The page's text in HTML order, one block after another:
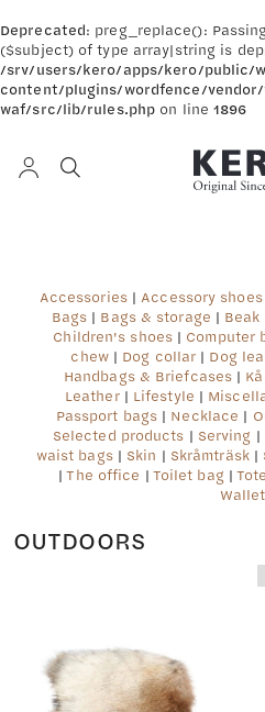
Deprecated: preg_replace():
($subject) of type array|string is
/srv/users/kero/apps/kero/public/
content/plugins/wordfence/
waf/src/lib/rules.php on line1896
Accessories|Accessory shoes
Bags | Bags & storage | Beak
Children's shoes| Computer
chew| Dog collar | Dog
Handbags & Briefcases |
Leather| Lifestyle |
Passport bags | Necklace |
Selected products | Serving |
waist bags| Skin | Skråmträsk|
|The office | Toilet bag |
OUTDOORS